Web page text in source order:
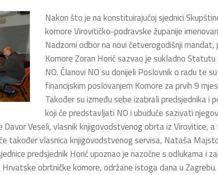
Nakon što je na konstituirajućoj sjednici
komore Virovitičko-podravske županije
Nadzorni odbor na novi četverogodišnji mandat,
Komore Zoran Horić sazvao je sukladno Statutu
NO. Članovi NO su donijeli Poslovnik o radu te
financijskim poslovanjem Komore za prvih 9
Također su između sebe izabrali predsjednika i
koji će predstavljati NO i ubuduće sazivati
Davor Veseli, vlasnik knjigovodstvenog obrta iz Virovitice, a
također vlasnica knjigovodstvenog servisa, Nataša
predsjednik Horić upoznao je nazočne s odlukama i
obrtničke komore, održane istoga dana u Zagrebu.